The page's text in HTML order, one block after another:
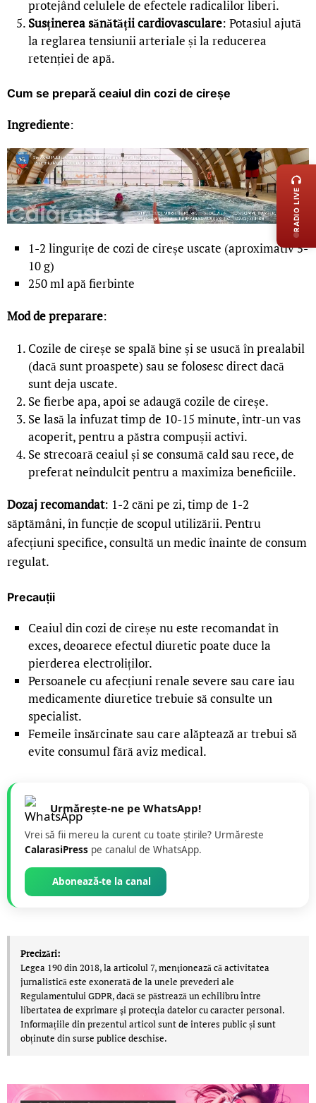
protejând celulele de efectele radicalilor liberi.
Susținerea sănătății cardiovasculare: Potasiul ajută
la reglarea tensiunii arteriale și la reducerea
retenției de apă.
Cum se prepară ceaiul din cozi de cireșe
Ingrediente:
1-2 lingurițe de cozi de cireșe uscate (aproximativ 5-
10 g)
250 ml apă fierbinte
Mod de preparare:
Cozile de cireșe se spală bine și se usucă în prealabil
(dacă sunt proaspete) sau se folosesc direct dacă
sunt deja uscate.
Se fierbe apa, apoi se adaugă cozile de cireșe.
Se lasă la infuzat timp de 10-15 minute, într-un vas
acoperit, pentru a păstra compușii activi.
Se strecoară ceaiul și se consumă cald sau rece, de
preferat neîndulcit pentru a maximiza beneficiile.
Dozaj recomandat: 1-2 căni pe zi, timp de 1-2
săptămâni, în funcție de scopul utilizării. Pentru
afecțiuni specifice, consultă un medic înainte de consum
regulat.
Precauții
Ceaiul din cozi de cireșe nu este recomandat în
exces, deoarece efectul diuretic poate duce la
pierderea electroliților.
Persoanele cu afecțiuni renale severe sau care iau
medicamente diuretice trebuie să consulte un
specialist.
Femeile însărcinate sau care alăptează ar trebui să
evite consumul fără aviz medical.
Urmărește-ne pe WhatsApp!
Vrei să fii mereu la curent cu toate știrile? Urmăreste
CalarasiPress pe canalul de WhatsApp.
Abonează-te la canal
Precizări:
Legea 190 din 2018, la articolul 7, menţionează că activitatea
jurnalistică este exonerată de la unele prevederi ale
Regulamentului GDPR, dacă se păstrează un echilibru între
libertatea de exprimare şi protecţia datelor cu caracter personal.
Informațiile din prezentul articol sunt de interes public și sunt
obținute din surse publice deschise.
LIVE
RADIO LIVE